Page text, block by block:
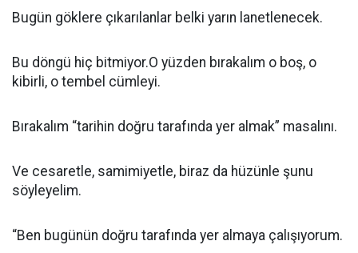
Bugün göklere çıkarılanlar belki yarın lanetlenecek.
Bu döngü hiç bitmiyor.O yüzden bırakalım o boş, o
kibirli, o tembel cümleyi.
Bırakalım “tarihin doğru tarafında yer almak” masalını.
Ve cesaretle, samimiyetle, biraz da hüzünle şunu
söyleyelim.
“Ben bugünün doğru tarafında yer almaya çalışıyorum.